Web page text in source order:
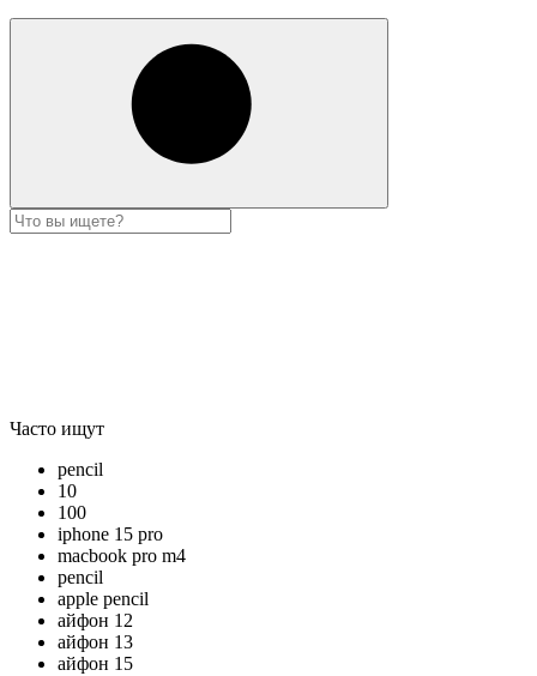
Часто ищут
pencil
10
100
iphone 15 pro
macbook pro m4
pencil
apple pencil
айфон 12
айфон 13
айфон 15